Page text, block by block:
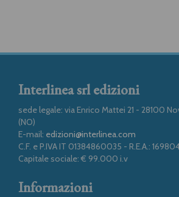
Interlinea srl edizioni
sede legale: via Enrico Mattei 21 - 28100
(NO)
E-mail: edizioni@interlinea.com
C.F. e P.IVA IT 01384860035 - R.E.A.:
Capitale sociale: € 99.000 i.v
Informazioni